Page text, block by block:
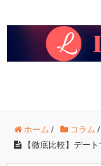
ホーム / コラム /
【徹底比較】デー